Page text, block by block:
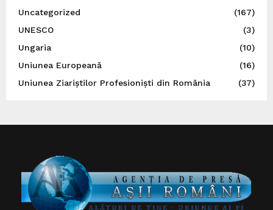
Uncategorized
(167)
UNESCO
(3)
Ungaria
(10)
Uniunea Europeană
(16)
Uniunea Ziariștilor Profesioniști din România
(37)